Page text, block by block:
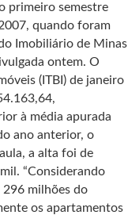
primeiro semestre
quando foram
Imobiliário de Minas
ontem. O
(ITBI) de janeiro
à média apurada
ano anterior, o
a alta foi de
“Considerando
milhões do
os apartamentos